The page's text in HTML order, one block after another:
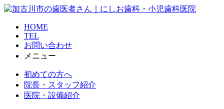
HOME
TEL
お問い合わせ
メニュー
初めての方へ
院長・スタッフ紹介
医院・設備紹介